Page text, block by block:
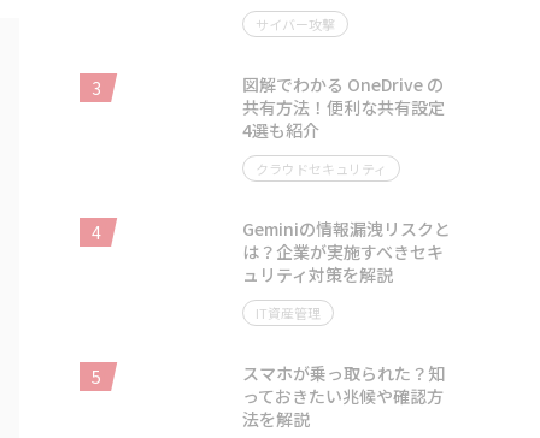
サイバー攻撃
3
図解でわかる OneDrive の
共有方法！便利な共有設定
4選も紹介
クラウドセキュリティ
4
Geminiの情報漏洩リスクと
は？企業が実施すべきセキ
ュリティ対策を解説
IT資産管理
5
スマホが乗っ取られた？知
っておきたい兆候や確認方
法を解説